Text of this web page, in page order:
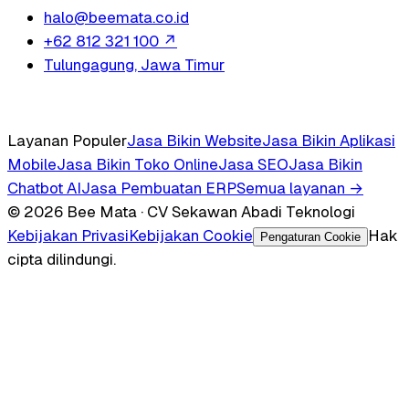
halo@beemata.co.id
+62 812 321 100 ↗
Tulungagung, Jawa Timur
Layanan PopulerJasa Bikin WebsiteJasa Bikin Aplikasi
MobileJasa Bikin Toko OnlineJasa SEOJasa Bikin
Chatbot AIJasa Pembuatan ERPSemua layanan →
© 2026 Bee Mata · CV Sekawan Abadi Teknologi
Kebijakan PrivasiKebijakan Cookie Pengaturan Cookie
Hak
cipta dilindungi.